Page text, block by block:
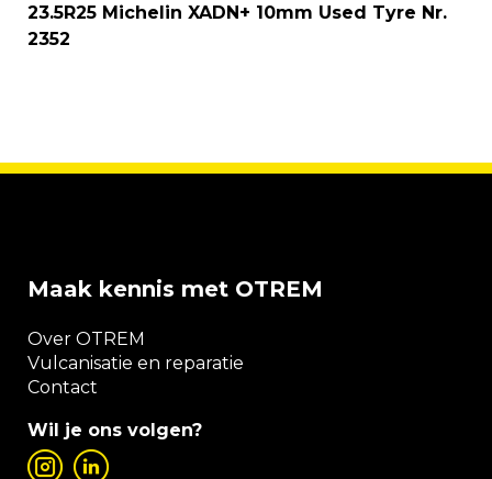
23.5R25 Michelin XADN+ 10mm Used Tyre Nr.
2352
Maak kennis met OTREM
Over OTREM
Vulcanisatie en reparatie
Contact
Wil je ons volgen?